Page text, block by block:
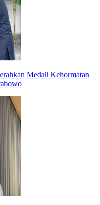
Medali Kehormatan